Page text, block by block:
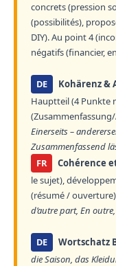
concrets (pression
(possibilités),
DIY). Au point 4
négatifs (financier,
DE Kohärenz &
Hauptteil (4 Punkte
Einerseits –
Zusammenfassend
FR
Cohérence
le sujet),
(résumé /
d’autre part, En
DE Wortschatz
die Saison, das